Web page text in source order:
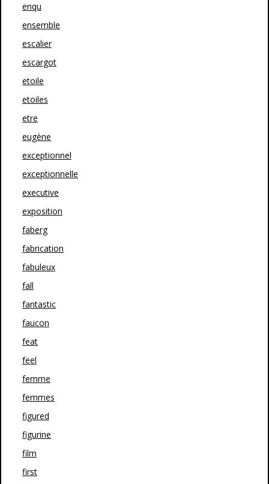
enqu
ensemble
escalier
escargot
etoile
etoiles
etre
eugène
exceptionnel
exceptionnelle
executive
exposition
faberg
fabrication
fabuleux
fall
fantastic
faucon
feat
feel
femme
femmes
figured
figurine
film
first